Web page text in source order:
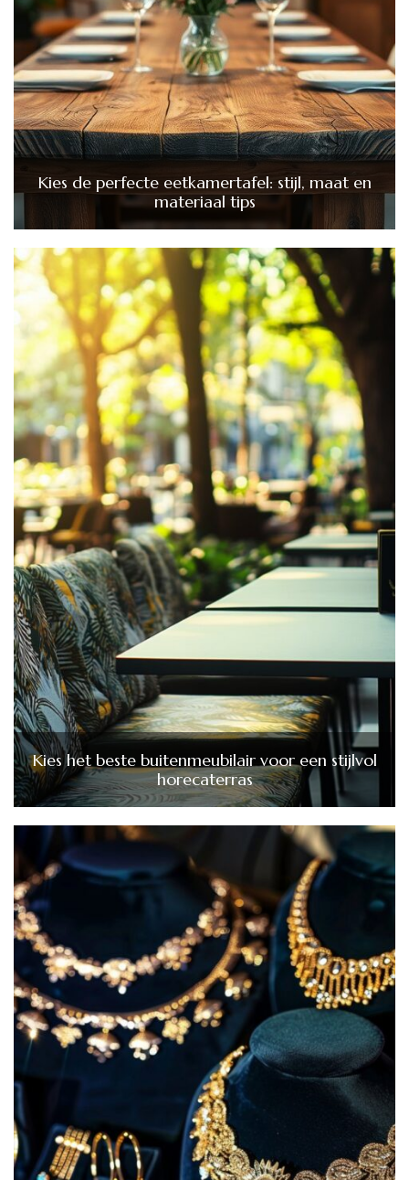
Kies de perfecte eetkamertafel: stijl, maat en
materiaal tips
Kies het beste buitenmeubilair voor een stijlvol
horecaterras